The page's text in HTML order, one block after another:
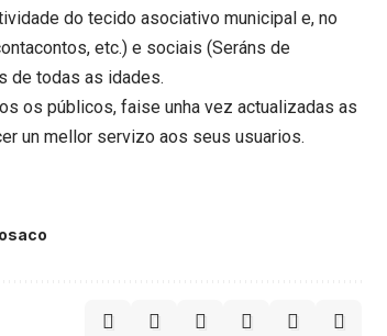
do tecido asociativo municipal e, no
etc.) e sociais (Seráns de
de todas as idades.
os públicos, faise unha vez actualizadas as
un mellor servizo aos seus usuarios.